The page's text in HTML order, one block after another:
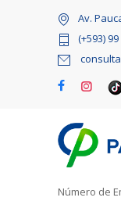
Av.
(+593)
Número de